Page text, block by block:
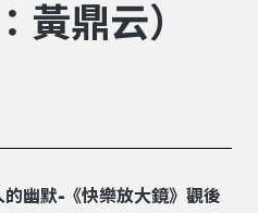
黃鼎云）
的幽默-《快樂放大鏡》觀後